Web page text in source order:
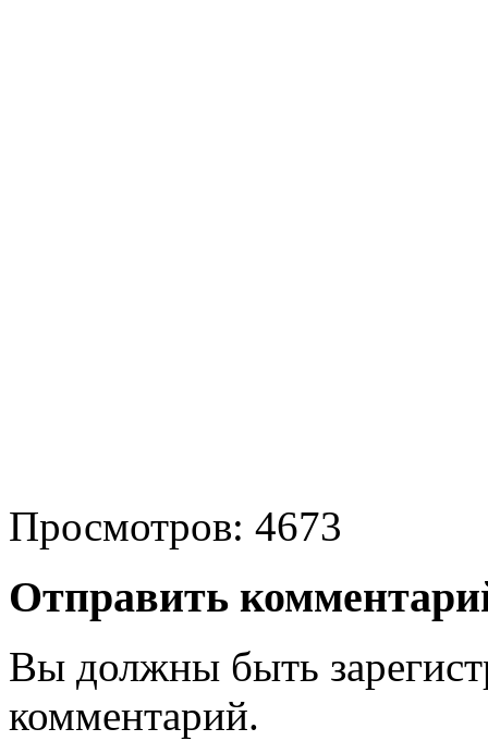
Просмотров: 4673
Отправить
Вы должны быть
комментарий.